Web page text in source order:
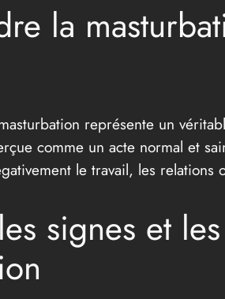
la
représente un
comme un acte normal et
le travail, les relations
signes et